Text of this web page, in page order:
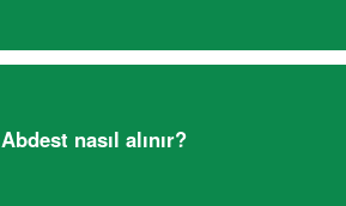
Abdest nasıl alınır?